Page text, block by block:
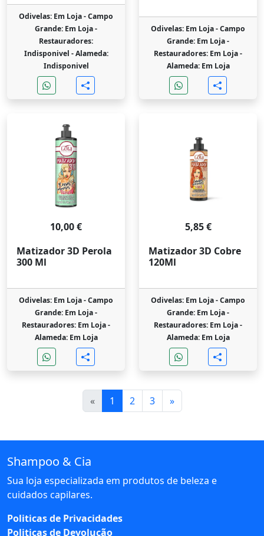
Odivelas: Em Loja -Campo
Grande: Em Loja -
Restauradores:
Indisponivel -Alameda:
Indisponivel
Odivelas: Em Loja -Campo
Grande: Em Loja -
Restauradores: Em Loja -
Alameda: Em Loja
10,00 €
Matizador 3D Perola
300 Ml
Odivelas: Em Loja -Campo
Grande: Em Loja -
Restauradores: Em Loja -
Alameda: Em Loja
5,85 €
Matizador 3D Cobre
120Ml
Odivelas: Em Loja -Campo
Grande: Em Loja -
Restauradores: Em Loja -
Alameda: Em Loja
« 1 2 3 »
Shampoo & Cia
Sua loja especializada em produtos de beleza e
cuidados capilares.
Politicas de Privacidades
Politicas de Devolução